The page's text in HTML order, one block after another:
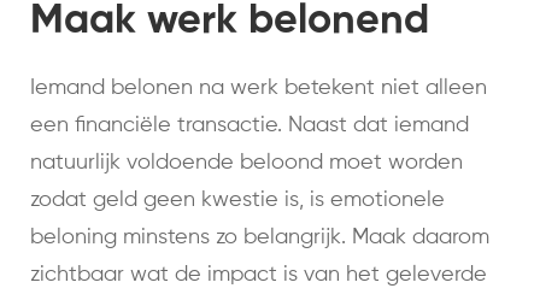
Maak werk belonend
Iemand belonen na werk betekent niet alleen
een financiële transactie. Naast dat iemand
natuurlijk voldoende beloond moet worden
zodat geld geen kwestie is, is emotionele
beloning minstens zo belangrijk. Maak daarom
zichtbaar wat de impact is van het geleverde